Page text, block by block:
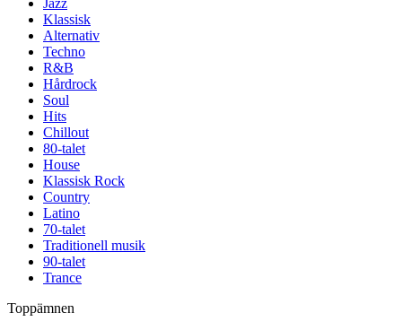
Jazz
Klassisk
Alternativ
Techno
R&B
Hårdrock
Soul
Hits
Chillout
80-talet
House
Klassisk Rock
Country
Latino
70-talet
Traditionell musik
90-talet
Trance
Toppämnen